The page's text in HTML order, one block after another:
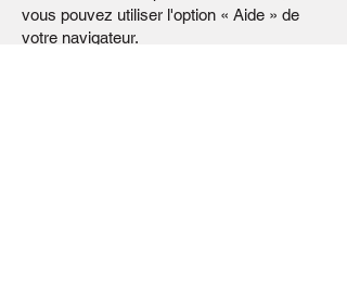
vous pouvez utiliser l'option « Aide » de
votre navigateur.